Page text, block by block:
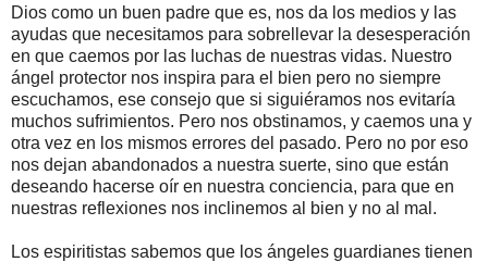
Dios como un buen padre que es, nos da los medios y las
ayudas que necesitamos para sobrellevar la desesperación
en que caemos por las luchas de nuestras vidas. Nuestro
ángel protector nos inspira para el bien pero no siempre
escuchamos, ese consejo que si siguiéramos nos evitaría
muchos sufrimientos. Pero nos obstinamos, y caemos una y
otra vez en los mismos errores del pasado. Pero no por eso
nos dejan abandonados a nuestra suerte, sino que están
deseando hacerse oír en nuestra conciencia, para que en
nuestras reflexiones nos inclinemos al bien y no al mal.
Los espiritistas sabemos que los ángeles guardianes tienen